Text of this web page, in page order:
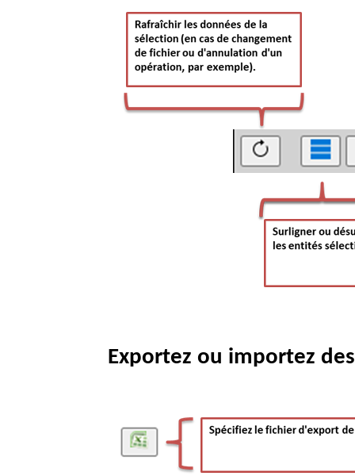
Exportez ou importez